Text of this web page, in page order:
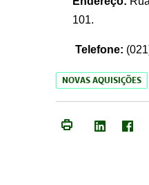
101.
Telefone:
NOVAS AQUISIÇÕES